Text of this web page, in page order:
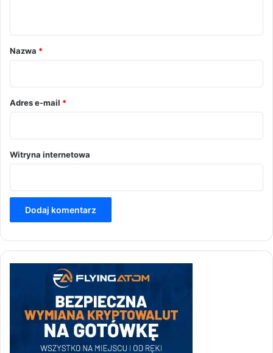
r
*
Nazwa *
Adres e-mail *
Witryna internetowa